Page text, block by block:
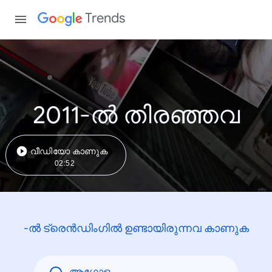
Trends
2011-ൽ തിരഞ്ഞവ
വീഡിയോ കാണുക
02:52
-ൽ ട്രെൻഡിംഗിൽ ഉണ്ടായിരുന്നവ കാണുക